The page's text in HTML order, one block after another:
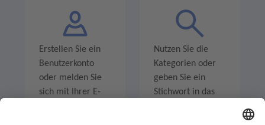
Erstellen Sie ein
Benutzerkonto
oder melden Sie
sich mit Ihrer E-
Nutzen Sie die
Kategorien oder
geben Sie ein
Stichwort in das